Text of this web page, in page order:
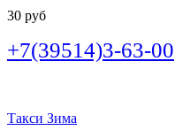
30 руб
+7(39514)3-63-00
Такси Зима